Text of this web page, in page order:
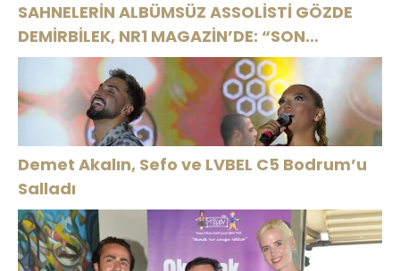
SAHNELERİN ALBÜMSÜZ ASSOLİSTİ GÖZDE
DEMİRBİLEK, NR1 MAGAZİN’DE: “SON
ASSOLİST OLARAK VAR OLACAĞIM!”
Demet Akalın, Sefo ve LVBEL C5 Bodrum’u
Salladı